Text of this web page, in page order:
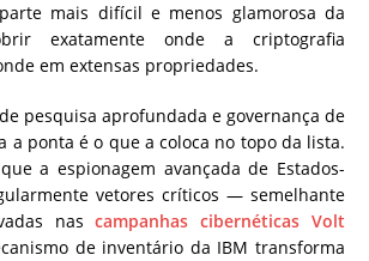
mais difícil e menos glamorosa da
exatamente onde a criptografia
em extensas propriedades.
pesquisa aprofundada e governança de
a ponta é o que a coloca no topo da lista.
a espionagem avançada de Estados-
vetores críticos — semelhante
nascampanhas cibernéticas Volt
de inventário da IBM transforma